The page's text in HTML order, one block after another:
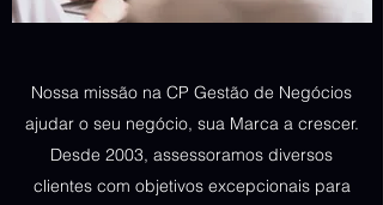
Nossa missão na CP Gestão de Negócios
ajudar o seu negócio, sua Marca a crescer.
Desde 2003, assessoramos diversos
clientes com objetivos excepcionais para